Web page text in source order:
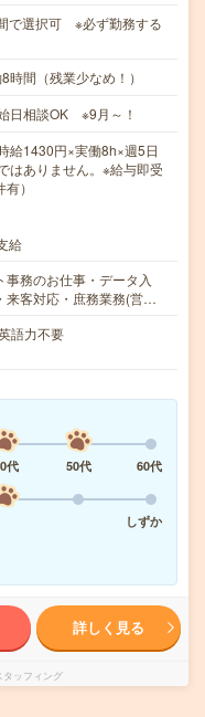
で選択可 ※必ず勤務する
間（残業少なめ！）
日相談OK ※9月～！
1430円×実働8h×週5日
はありません。※給与即受
）
給
務のお仕事・データ入
来客対応・庶務業務(営…
語力不要
代 50代
60代
しずか
詳しく見る
ッフィング